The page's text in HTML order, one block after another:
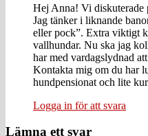
Hej Anna! Vi diskuterade
Jag tänker i liknande
eller pock”. Extra viktigt
vallhundar. Nu ska jag
har med vardagslydnad
Kontakta mig om du har
hundpensionat och lite
Logga in för att svara
Lämna ett svar